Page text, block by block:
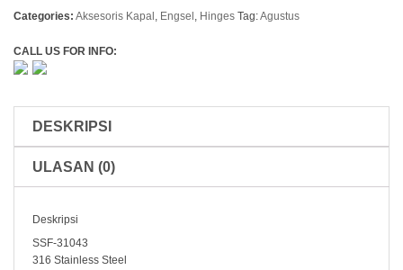
Kapal
316
57mm*36mm
Categories: Aksesoris Kapal , Engsel , Hinges Tag:Agustus
CALL US FOR INFO:
DESKRIPSI
ULASAN (0)
Deskripsi
SSF-31043
316 Stainless Steel